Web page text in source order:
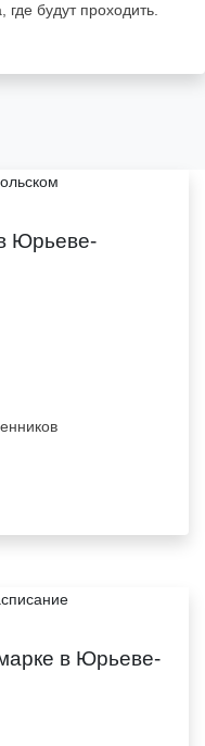
будут проходить.
Юрьеве-
в Юрьеве-